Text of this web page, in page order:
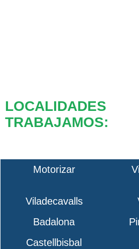
TRABAJAMOS:
Motorizar
Viladecavalls
Badalona
Castellbisbal